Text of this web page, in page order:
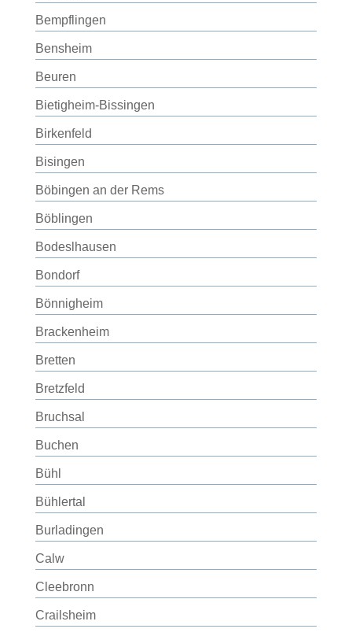
Bempflingen
Bensheim
Beuren
Bietigheim-Bissingen
Birkenfeld
Bisingen
Böbingen an der Rems
Böblingen
Bodeslhausen
Bondorf
Bönnigheim
Brackenheim
Bretten
Bretzfeld
Bruchsal
Buchen
Bühl
Bühlertal
Burladingen
Calw
Cleebronn
Crailsheim